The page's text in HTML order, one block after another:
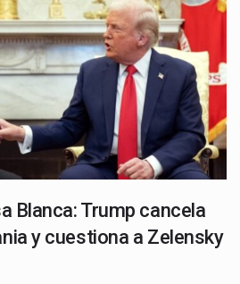
Blanca: Trump cancela
y cuestiona a Zelensky